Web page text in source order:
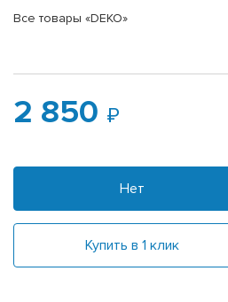
Все товары «DEKO»
2 850
Нет
Купить в 1 клик